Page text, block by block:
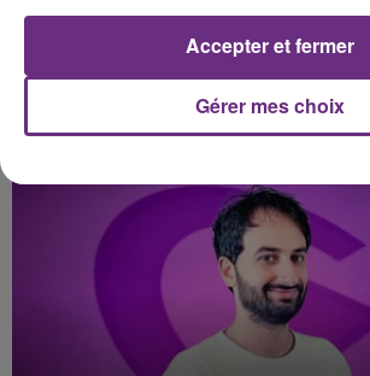
Soiree Mondaine
A L'ANTENNE
Gérer mes choix
Accepter et fermer